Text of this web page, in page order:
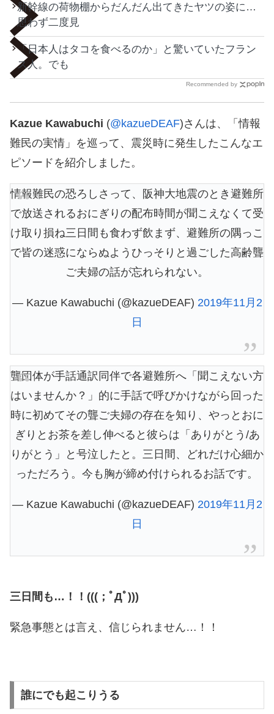
新幹線の荷物棚からだんだん出てきたヤツの姿に…
思わず二度見
「日本人はタコを食べるのか」と驚いていたフラン
ス人。でも
Recommended by
Kazue Kawabuchi (@kazueDEAF)さんは、「情報
難民の実情」を巡って、震災時に発生したこんなエ
ピソードを紹介しました。
情報難民の恐ろしさって、阪神大地震のとき避難所
で放送されるおにぎりの配布時間が聞こえなくて受
け取り損ね三日間も食わず飲まず、避難所の隅っこ
で皆の迷惑にならぬようひっそりと過ごした高齢聾
ご夫婦の話が忘れられない。
— Kazue Kawabuchi (@kazueDEAF) 2019年11月2
日
聾団体が手話通訳同伴で各避難所へ「聞こえない方
はいませんか？」的に手話で呼びかけながら回った
時に初めてその聾ご夫婦の存在を知り、やっとおに
ぎりとお茶を差し伸べると彼らは「ありがとう/あ
りがとう」と号泣したと。三日間、どれだけ心細か
っただろう。今も胸が締め付けられるお話です。
— Kazue Kawabuchi (@kazueDEAF) 2019年11月2
日
三日間も…！！(((；ﾟДﾟ)))
緊急事態とは言え、信じられません…！！
誰にでも起こりうる